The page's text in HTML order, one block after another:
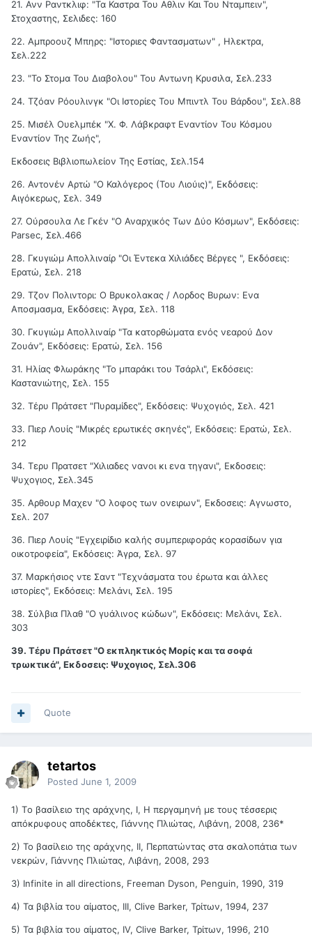
21. Ανν Ραντκλιφ: "Τα Καστρα Του Αθλιν Και Του Νταμπειν",
Στοχαστης, Σελιδες: 160
22. Αμπροουζ Μπηρς: "Ιστοριες Φαντασματων" , Ηλεκτρα,
Σελ.222
23. "Το Στομα Του Διαβολου" Του Αντωνη Κρυσιλα, Σελ.233
24. Τζόαν Ρόουλινγκ "Οι Ιστορίες Του Μπιντλ Του Βάρδου", Σελ.88
25. Μισέλ Ουελμπέκ "Χ. Φ. Λάβκραφτ Εναντίον Του Κόσμου
Εναντίον Της Ζωής",
Εκδοσεις Βιβλιοπωλείον Της Εστίας, Σελ.154
26. Αντονέν Αρτώ "Ο Καλόγερος (Του Λιούις)", Εκδόσεις:
Αιγόκερως, Σελ. 349
27. Ούρσουλα Λε Γκέν "Ο Αναρχικός Των Δύο Κόσμων", Εκδόσεις:
Parsec, Σελ.466
28. Γκυγιώμ Απολλιναίρ "Οι Έντεκα Χιλιάδες Βέργες ", Εκδόσεις:
Ερατώ, Σελ. 218
29. Τζον Πολιντορι: Ο Βρυκολακας / Λορδος Βυρων: Ενα
Αποσμασμα, Εκδόσεις: Άγρα, Σελ. 118
30. Γκυγιώμ Απολλιναίρ "Τα κατορθώματα ενός νεαρού Δον
Ζουάν", Εκδόσεις: Ερατώ, Σελ. 156
31. Ηλίας Φλωράκης "Το μπαράκι του Τσάρλι", Εκδόσεις:
Καστανιώτης, Σελ. 155
32. Τέρυ Πράτσετ "Πυραμίδες", Εκδόσεις: Ψυχογιός, Σελ. 421
33. Πιερ Λουίς "Μικρές ερωτικές σκηνές", Εκδόσεις: Ερατώ, Σελ.
212
34. Τερυ Πρατσετ "Χιλιαδες νανοι κι ενα τηγανι", Εκδοσεις:
Ψυχογιος, Σελ.345
35. Αρθουρ Μαχεν "Ο λοφος των ονειρων", Εκδοσεις: Αγνωστο,
Σελ. 207
36. Πιερ Λουίς "Εγχειρίδιο καλής συμπεριφοράς κορασίδων για
οικοτροφεία", Εκδόσεις: Άγρα, Σελ. 97
37. Μαρκήσιος ντε Σαντ "Τεχνάσματα του έρωτα και άλλες
ιστορίες", Εκδόσεις: Μελάνι, Σελ. 195
38. Σύλβια Πλαθ "Ο γυάλινος κώδων", Εκδόσεις: Μελάνι, Σελ.
303
39. Τέρυ Πράτσετ "Ο εκπληκτικός Μορίς και τα σοφά
τρωκτικά", Εκδοσεις: Ψυχογιος, Σελ.306
Quote
tetartos
Posted June 1, 2009
1) Tο βασίλειο της αράχνης, Ι, Η περγαμηνή με τους τέσσερις
απόκρυφους αποδέκτες, Γιάννης Πλιώτας, Λιβάνη, 2008, 236*
2) Το βασίλειο της αράχνης, ΙΙ, Περπατώντας στα σκαλοπάτια των
νεκρών, Γιάννης Πλιώτας, Λιβάνη, 2008, 293
3) Infinite in all directions, Freeman Dyson, Penguin, 1990, 319
4) Τα βιβλία του αίματος, ΙΙΙ, Clive Barker, Τρίτων, 1994, 237
5) Τα βιβλία του αίματος, ΙV, Clive Barker, Τρίτων, 1996, 210